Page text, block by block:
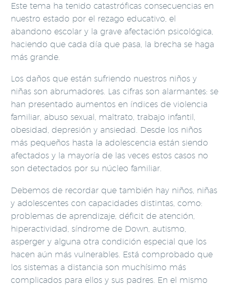
Este tema ha tenido catastróficas consecuencias en
nuestro estado por el rezago educativo, el
abandono escolar y la grave afectación psicológica,
haciendo que cada día que pasa, la brecha se haga
más grande.
Los daños que están sufriendo nuestros niños y
niñas son abrumadores. Las cifras son alarmantes: se
han presentado aumentos en índices de violencia
familiar, abuso sexual, maltrato, trabajo infantil,
obesidad, depresión y ansiedad. Desde los niños
más pequeños hasta la adolescencia están siendo
afectados y la mayoría de las veces estos casos no
son detectados por su núcleo familiar.
Debemos de recordar que también hay niños, niñas
y adolescentes con capacidades distintas, como:
problemas de aprendizaje, déficit de atención,
hiperactividad, síndrome de Down, autismo,
asperger y alguna otra condición especial que los
hacen aún más vulnerables. Está comprobado que
los sistemas a distancia son muchísimo más
complicados para ellos y sus padres. En el mismo